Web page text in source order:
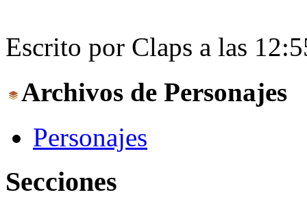
Escrito por Claps a las
Archivos de Personajes
Personajes
Secciones